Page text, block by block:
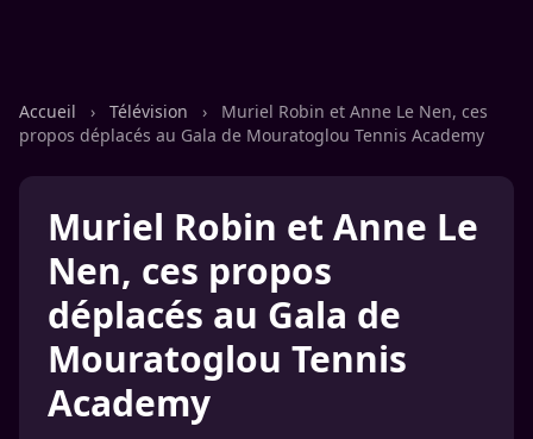
Accueil › Télévision ›
Muriel Robin et Anne Le Nen, ces
propos déplacés au Gala de Mouratoglou Tennis Academy
Muriel Robin et Anne Le
Nen, ces propos
déplacés au Gala de
Mouratoglou Tennis
Academy